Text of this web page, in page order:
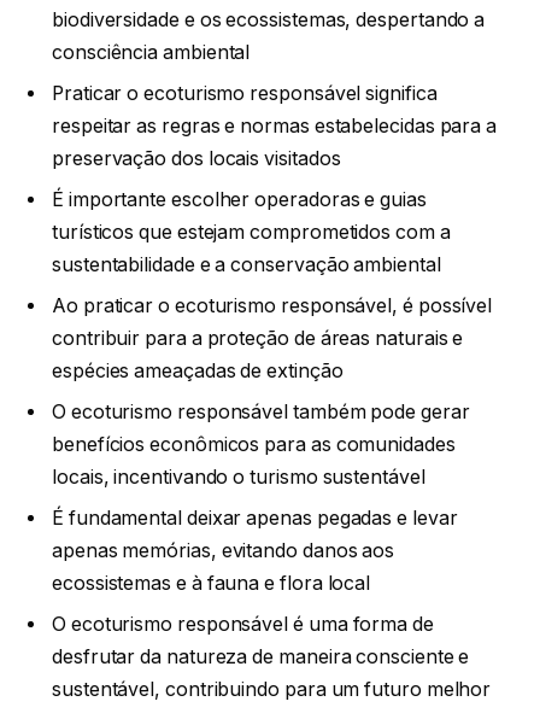
biodiversidade e os ecossistemas, despertando a
consciência ambiental
Praticar o ecoturismo responsável significa
respeitar as regras e normas estabelecidas para a
preservação dos locais visitados
É importante escolher operadoras e guias
turísticos que estejam comprometidos com a
sustentabilidade e a conservação ambiental
Ao praticar o ecoturismo responsável, é possível
contribuir para a proteção de áreas naturais e
espécies ameaçadas de extinção
O ecoturismo responsável também pode gerar
benefícios econômicos para as comunidades
locais, incentivando o turismo sustentável
É fundamental deixar apenas pegadas e levar
apenas memórias, evitando danos aos
ecossistemas e à fauna e flora local
O ecoturismo responsável é uma forma de
desfrutar da natureza de maneira consciente e
sustentável, contribuindo para um futuro melhor